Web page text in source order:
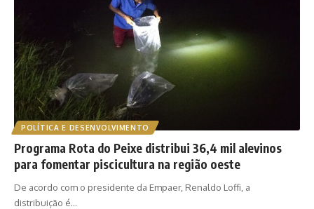
POLÍTICA E DESENVOLVIMENTO
Programa Rota do Peixe distribui 36,4 mil alevinos
para fomentar piscicultura na região oeste
De acordo com o presidente da Empaer, Renaldo Loffi, a
distribuição é…